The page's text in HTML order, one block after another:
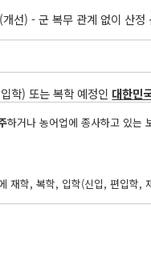
선) - 군 복무 관계 없이 산정
학) 또는 복학 예정인 대한민
하거나 농어업에 종사하고 있는
재학, 복학, 입학(신입, 편입학,